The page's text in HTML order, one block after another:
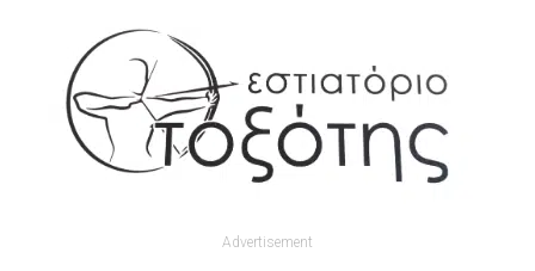
Advertisement